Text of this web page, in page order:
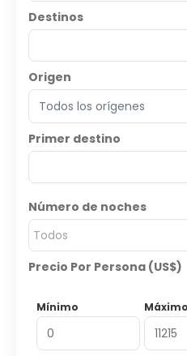
Destinos
Origen
Primer destino
Número de noches
Todos
Precio Por Persona (US$)
Mínimo Máximo